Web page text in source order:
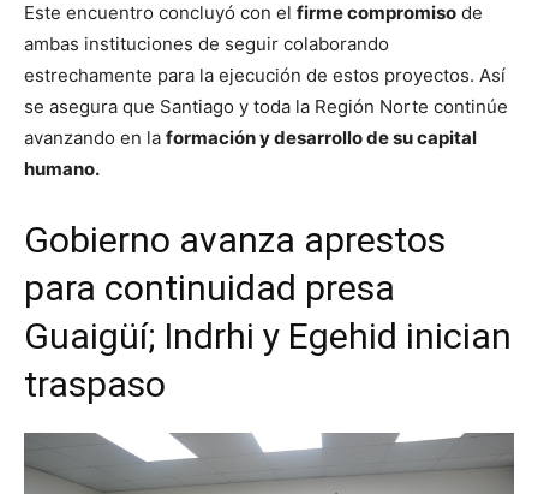
Este encuentro concluyó con el firme compromiso de
ambas instituciones de seguir colaborando
estrechamente para la ejecución de estos proyectos. Así
se asegura que Santiago y toda la Región Norte continúe
avanzando en la formación y desarrollo de su capital
humano.
Gobierno avanza aprestos
para continuidad presa
Guaigüí; Indrhi y Egehid inician
traspaso